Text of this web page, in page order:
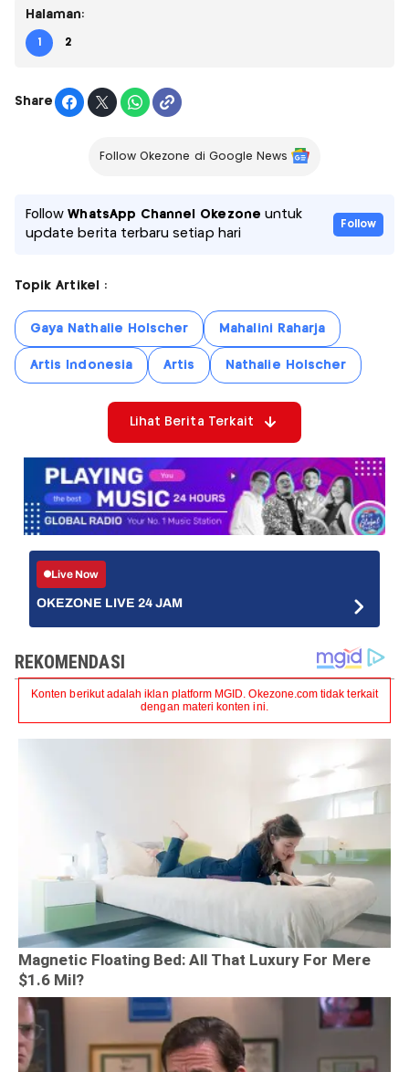
Halaman:
1 2
Share
Follow Okezone di Google News
FollowWhatsApp Channel Okezone untuk
update berita terbaru setiap hari
Follow
Topik Artikel :
Gaya Nathalie Holscher Mahalini Raharja
Artis Indonesia Artis Nathalie Holscher
Lihat Berita Terkait
Live Now
OKEZONE LIVE 24 JAM